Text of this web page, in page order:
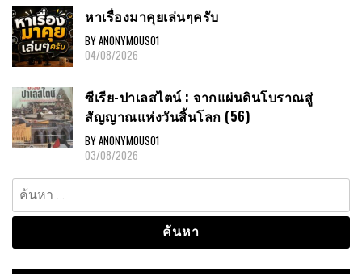
หาเรื่องมาคุยเล่นๆครับ
BY ANONYMOUS01
04/08/2026
ซีเรีย-ปาเลสไตน์ : จากแผ่นดินโบราณสู่
สัญญาณแห่งวันสิ้นโลก (56)
BY ANONYMOUS01
03/08/2026
ค้นหา
สำหรับ: